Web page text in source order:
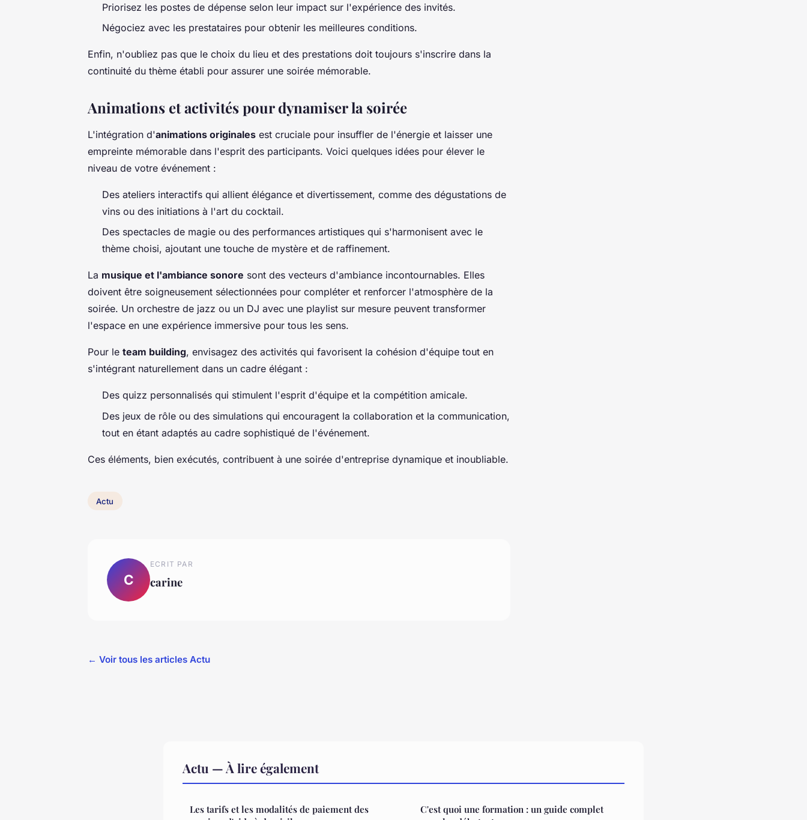
Priorisez les postes de dépense selon leur impact sur l'expérience des invités.
Négociez avec les prestataires pour obtenir les meilleures conditions.
Enfin, n'oubliez pas que le choix du lieu et des prestations doit toujours s'inscrire dans la
continuité du thème établi pour assurer une soirée mémorable.
Animations et activités pour dynamiser la soirée
L'intégration d'animations originales est cruciale pour insuffler de l'énergie et laisser une
empreinte mémorable dans l'esprit des participants. Voici quelques idées pour élever le
niveau de votre événement :
Des ateliers interactifs qui allient élégance et divertissement, comme des dégustations de
vins ou des initiations à l'art du cocktail.
Des spectacles de magie ou des performances artistiques qui s'harmonisent avec le
thème choisi, ajoutant une touche de mystère et de raffinement.
La musique et l'ambiance sonore sont des vecteurs d'ambiance incontournables. Elles
doivent être soigneusement sélectionnées pour compléter et renforcer l'atmosphère de la
soirée. Un orchestre de jazz ou un DJ avec une playlist sur mesure peuvent transformer
l'espace en une expérience immersive pour tous les sens.
Pour le team building, envisagez des activités qui favorisent la cohésion d'équipe tout en
s'intégrant naturellement dans un cadre élégant :
Des quizz personnalisés qui stimulent l'esprit d'équipe et la compétition amicale.
Des jeux de rôle ou des simulations qui encouragent la collaboration et la communication,
tout en étant adaptés au cadre sophistiqué de l'événement.
Ces éléments, bien exécutés, contribuent à une soirée d'entreprise dynamique et inoubliable.
Actu
C
ECRIT PAR
carine
← Voir tous les articles Actu
Actu — À lire également
Les tarifs et les modalités de paiement des
C'est quoi une formation : un guide complet